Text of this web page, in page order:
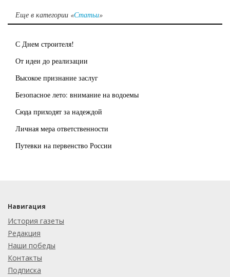
Еще в категории «Статьи»
С Днем строителя!
От идеи до реализации
Высокое признание заслуг
Безопасное лето: внимание на водоемы
Сюда приходят за надеждой
Личная мера ответственности
Путевки на первенство России
Навигация
История газеты
Редакция
Наши победы
Контакты
Подписка